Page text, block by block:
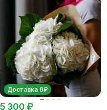
Доставка 0₽
5 300 ₽